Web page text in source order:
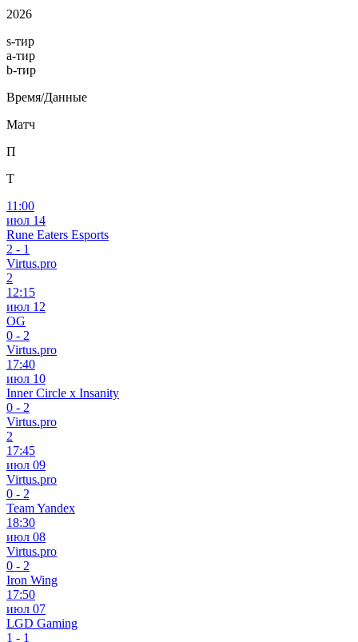
2026
s-тир
a-тир
b-тир
Время/Данные
Матч
П
Т
11:00
июл 14
Rune Eaters Esports
2 - 1
Virtus.pro
2
12:15
июл 12
OG
0 - 2
Virtus.pro
17:40
июл 10
Inner Circle x Insanity
0 - 2
Virtus.pro
2
17:45
июл 09
Virtus.pro
0 - 2
Team Yandex
18:30
июл 08
Virtus.pro
0 - 2
Iron Wing
17:50
июл 07
LGD Gaming
1 - 1